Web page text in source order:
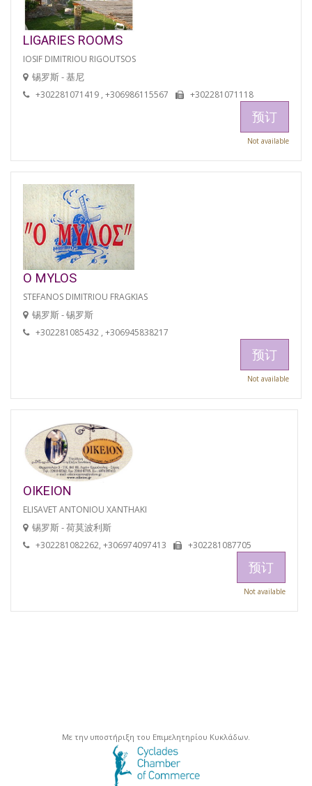
LIGARIES ROOMS
IOSIF DIMITRIOU RIGOUTSOS
锡罗斯 - 基尼
+302281071419 , +306986115567 +302281071118
预订
Not available
O MYLOS
STEFANOS DIMITRIOU FRAGKIAS
锡罗斯 - 锡罗斯
+302281085432 , +306945838217
预订
Not available
OIKEION
ELISAVET ANTONIOU XANTHAKI
锡罗斯 - 荷莫波利斯
+302281082262, +306974097413 +302281087705
预订
Not available
Με την υποστήριξη του Επιμελητηρίου Κυκλάδων.